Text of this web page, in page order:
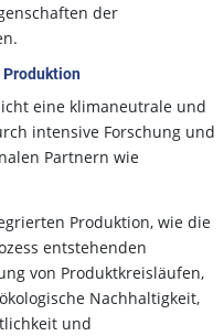
der
eine klimaneutrale und
intensive Forschung und
Partnern wie
Produktion, wie die
entstehenden
von Produktkreisläufen,
Nachhaltigkeit,
und